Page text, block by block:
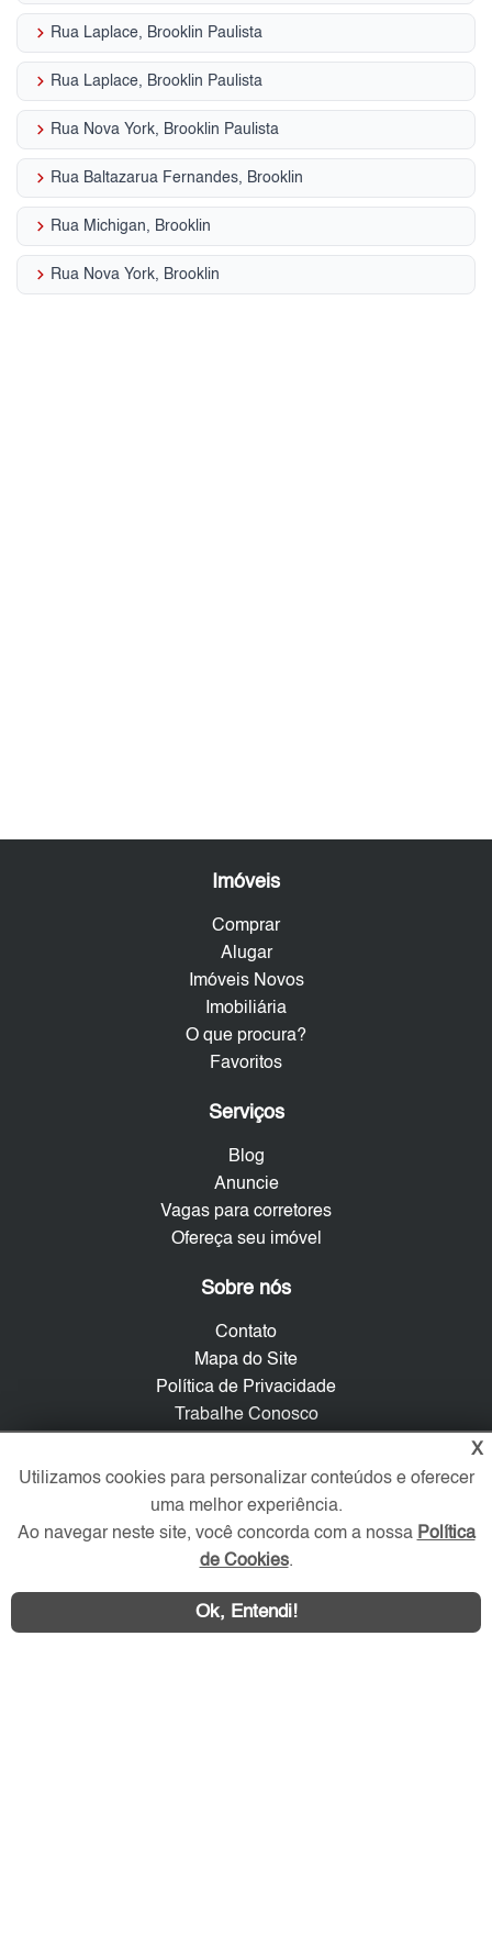
keyboard_arrow_right Rua Laplace, Brooklin Paulista
keyboard_arrow_right Rua Laplace, Brooklin Paulista
keyboard_arrow_right Rua Nova York, Brooklin Paulista
keyboard_arrow_right Rua Baltazarua Fernandes, Brooklin
keyboard_arrow_right Rua Michigan, Brooklin
keyboard_arrow_right Rua Nova York, Brooklin
Imóveis
Comprar
Alugar
Imóveis Novos
Imobiliária
O que procura?
Favoritos
Serviços
Blog
Anuncie
Vagas para corretores
Ofereça seu imóvel
Sobre nós
Contato
Mapa do Site
Política de Privacidade
Trabalhe Conosco
Verificada por
Redes Sociais
X
Utilizamos cookies para personalizar conteúdos e oferecer
uma melhor experiência.
Ao navegar neste site, você concorda com a nossa Política
de Cookies.
Ok, Entendi!